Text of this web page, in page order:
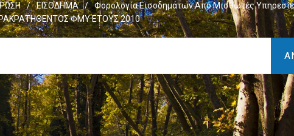
/ ΕΙΣΟΔΗΜΑ / Φορολογία Εισοδημάτων Από Μισθωτές
ΦΜΥ ΕΤΟΥΣ 2010